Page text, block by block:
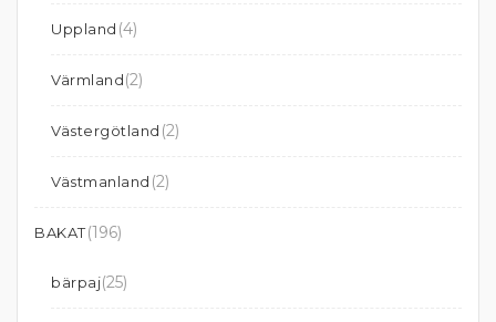
Uppland (4)
Värmland(2)
Västergötland (2)
Västmanland (2)
BAKAT(196)
bärpaj(25)